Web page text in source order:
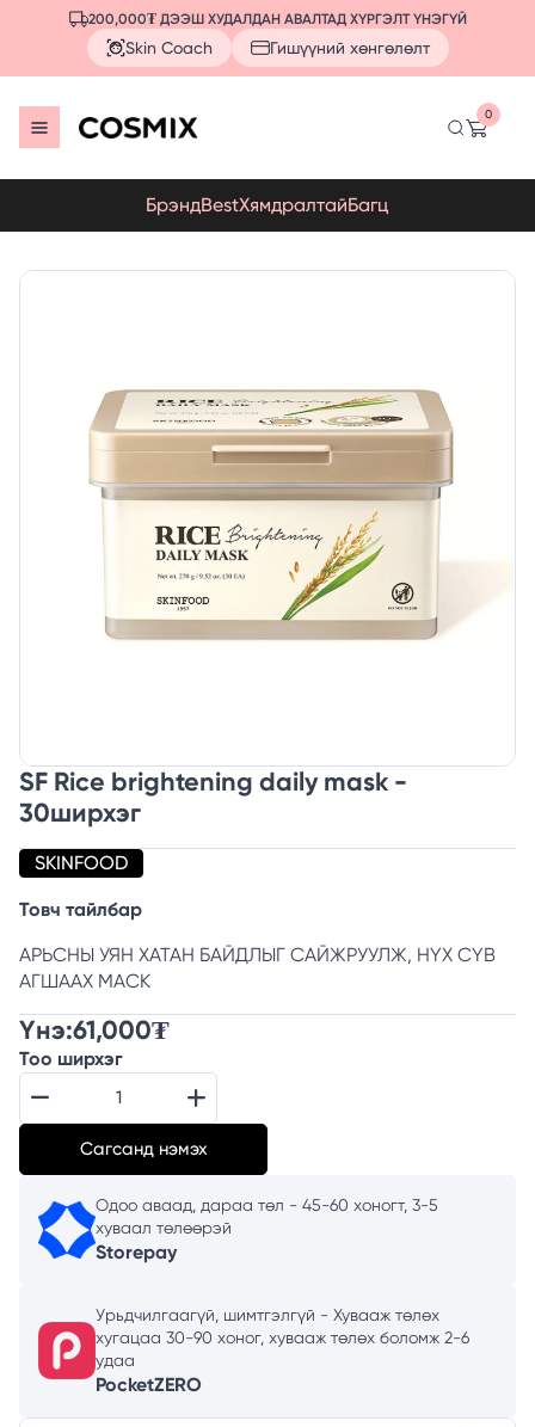
200,000₮ ДЭЭШ ХУДАЛДАН АВАЛТАД ХҮРГЭЛТ ҮНЭГҮЙ
Skin Coach Гишүүний хөнгөлөлт
0
БрэндBestХямдралтайБагц
SF Rice brightening daily mask -
30ширхэг
SKINFOOD
Товч тайлбар
АРЬСНЫ УЯН ХАТАН БАЙДЛЫГ САЙЖРУУЛЖ, НҮХ СҮВ
АГШААХ МАСК
Үнэ:61,000₮
Тоо ширхэг
Сагсанд нэмэх
Одоо аваад, дараа төл - 45-60 хоногт, 3-5
хуваал төлөөрэй
Storepay
Урьдчилгаагүй, шимтгэлгүй - Хувааж төлөх
хугацаа 30-90 хоног, хувааж төлөх боломж 2-6
удаа
PocketZERO